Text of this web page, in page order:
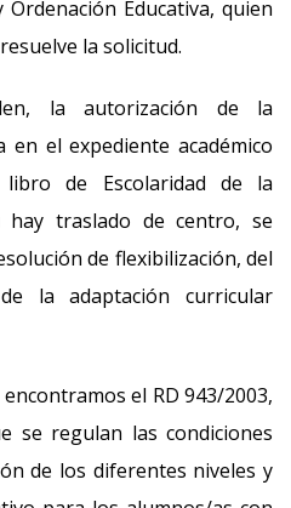
Educativa, quien
la solicitud.
la autorización de la
en el expediente académico
de Escolaridad de la
hay traslado de centro, se
de flexibilización, del
la adaptación curricular
el RD 943/2003,
se regulan las condiciones
de los diferentes niveles y